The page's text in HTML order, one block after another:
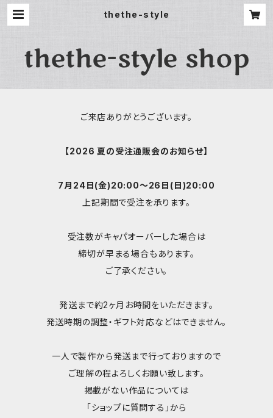
thethe-style
ご来店ありがとうございます。
【2026 夏の受注通販会のお知らせ】
7月24日(金)20:00〜26日(日)20:00
上記期間で受注を承ります。
受注数がキャパオーバーした場合は
締切が早まる場合もあります。
ご了承ください。
発送まで約2ヶ月お時間をいただきます。
発送時期の調整・ギフト対応などはできません。
一人で製作から発送まで行っておりますので
ご理解の程よろしくお願い致します。
掲載がない作品については
「ショップに質問する」から